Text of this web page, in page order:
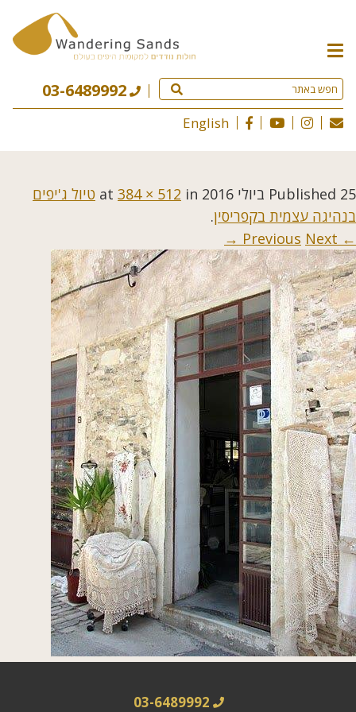
תפריט
האתר
03-6489992
English
Published 25 ביולי 2016 384 × 512 in
טיול ג'יפים
בנהיגה עצמית בקפריסין.
← Previous
Next →
03-6489992